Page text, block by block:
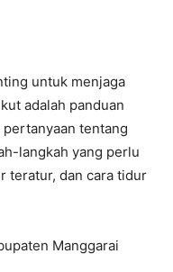
untuk menjaga
adalah panduan
tentang
langkah yang perlu
teratur, dan cara tidur
Manggarai